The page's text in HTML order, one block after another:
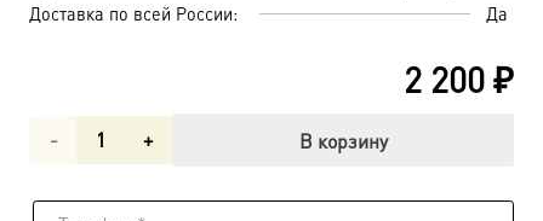
Доставка по всей России: Да
2 200₽
Количество
В корзину